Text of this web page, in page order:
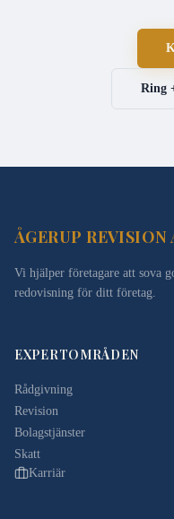
Ring
ÅGERUP REVISION
Vi hjälper företagare att sova
redovisning för ditt företag.
EXPERTOMRÅDEN
Rådgivning
Revision
Bolagstjänster
Skatt
Karriär